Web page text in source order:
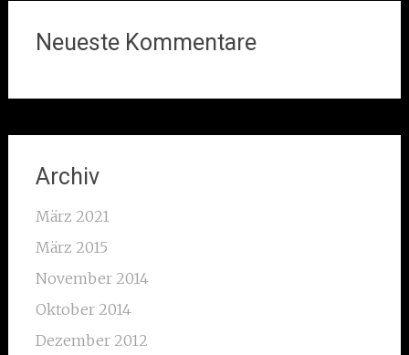
Neueste Kommentare
Archiv
März 2021
März 2015
November 2014
Oktober 2014
Dezember 2012